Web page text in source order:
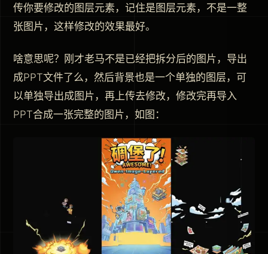
传你要修改的图层元素，记住是图层元素，不是一整
张图片，这样修改的效果最好。
啥意思呢？刚才老马不是已经把拆分后的图片，导出
成PPT文件了么，然后背景也是一个单独的图层，可
以单独导出成图片，再上传去修改，修改完再导入
PPT合成一张完整的图片，如图：